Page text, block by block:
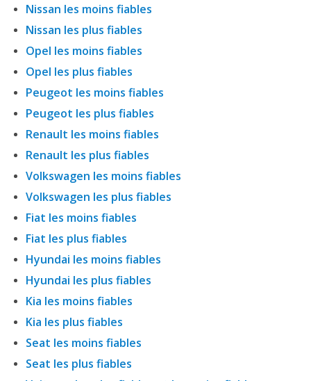
Nissan les moins fiables
Nissan les plus fiables
Opel les moins fiables
Opel les plus fiables
Peugeot les moins fiables
Peugeot les plus fiables
Renault les moins fiables
Renault les plus fiables
Volkswagen les moins fiables
Volkswagen les plus fiables
Fiat les moins fiables
Fiat les plus fiables
Hyundai les moins fiables
Hyundai les plus fiables
Kia les moins fiables
Kia les plus fiables
Seat les moins fiables
Seat les plus fiables